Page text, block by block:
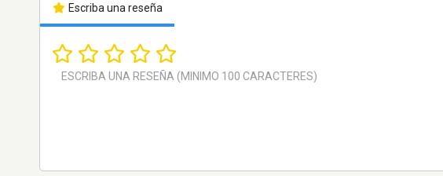
Escriba una reseña